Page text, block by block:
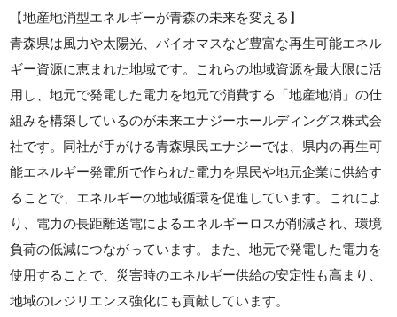
【地産地消型エネルギーが青森の未来を変える】
青森県は風力や太陽光、バイオマスなど豊富な再生可能エネル
ギー資源に恵まれた地域です。これらの地域資源を最大限に活
用し、地元で発電した電力を地元で消費する「地産地消」の仕
組みを構築しているのが未来エナジーホールディングス株式会
社です。同社が手がける青森県民エナジーでは、県内の再生可
能エネルギー発電所で作られた電力を県民や地元企業に供給す
ることで、エネルギーの地域循環を促進しています。これによ
り、電力の長距離送電によるエネルギーロスが削減され、環境
負荷の低減につながっています。また、地元で発電した電力を
使用することで、災害時のエネルギー供給の安定性も高まり、
地域のレジリエンス強化にも貢献しています。